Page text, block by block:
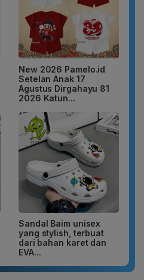
New 2026 Pamelo.id
Setelan Anak 17
Agustus Dirgahayu 81
2026 Katun...
Sandal Baim unisex
yang stylish, terbuat
dari bahan karet dan
EVA...